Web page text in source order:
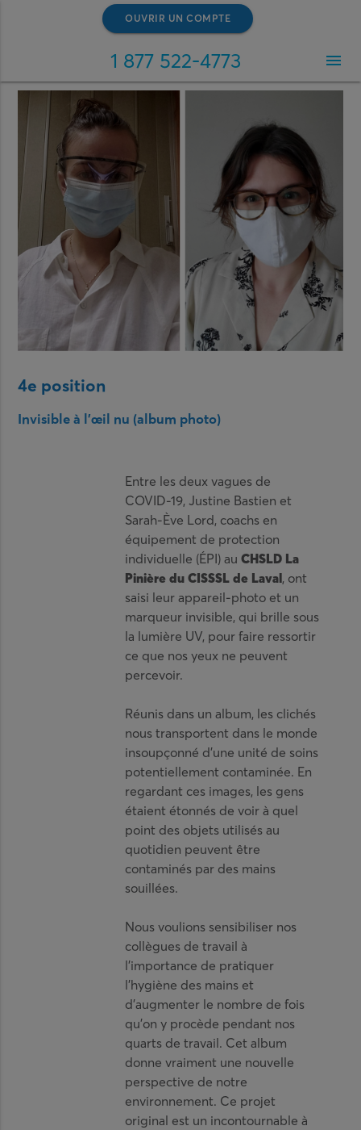
OUVRIR UN COMPTE
1 877 522-4773 menu
4e position
Invisible à l’œil nu (album photo)
Entre les deux vagues de
COVID-19, Justine Bastien et
Sarah-Ève Lord, coachs en
équipement de protection
individuelle (ÉPI) auCHSLD La
Pinière du CISSSL de Laval, ont
saisi leur appareil-photo et un
marqueur invisible, qui brille sous
la lumière UV, pour faire ressortir
ce que nos yeux ne peuvent
percevoir.
Réunis dans un album, les clichés
nous transportent dans le monde
insoupçonné d’une unité de soins
potentiellement contaminée. En
regardant ces images, les gens
étaient étonnés de voir à quel
point des objets utilisés au
quotidien peuvent être
contaminés par des mains
souillées.
Nous voulions sensibiliser nos
collègues de travail à
l’importance de pratiquer
l’hygiène des mains et
d’augmenter le nombre de fois
qu’on y procède pendant nos
quarts de travail. Cet album
donne vraiment une nouvelle
perspective de notre
environnement. Ce projet
original est un incontournable à